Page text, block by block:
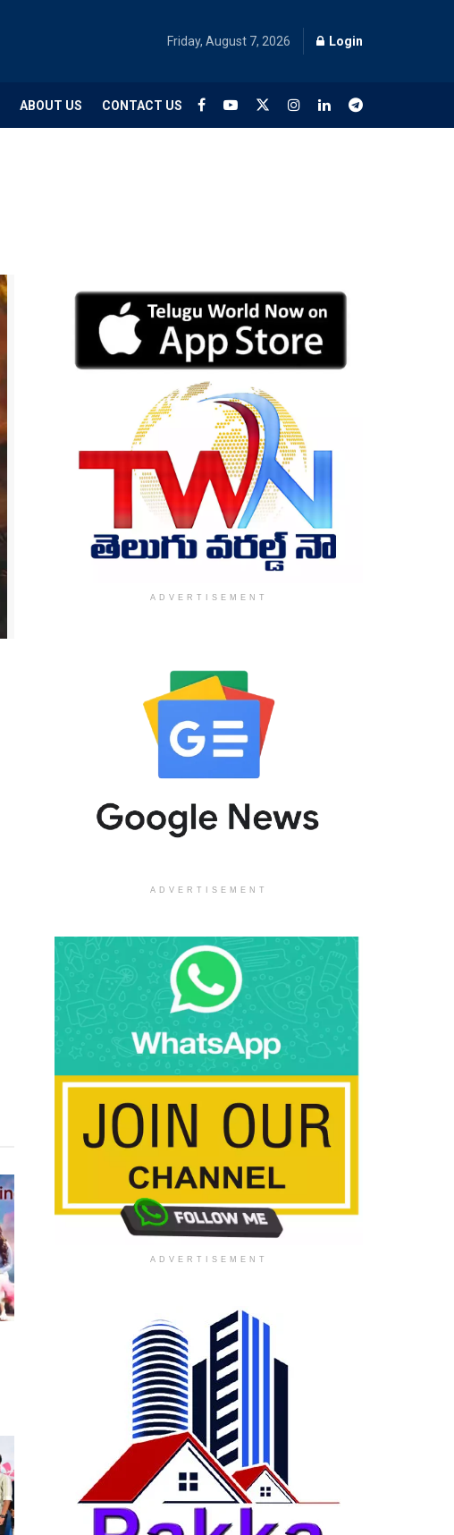
Friday, August 7, 2026 Login
ABOUT US CONTACT US
ADVERTISEMENT
ADVERTISEMENT
ADVERTISEMENT